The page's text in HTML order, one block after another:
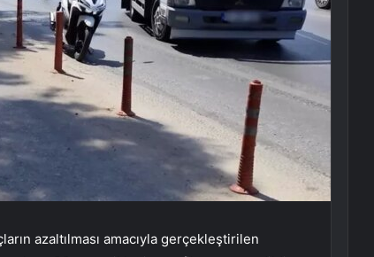
azaltılması amacıyla gerçekleştirilen